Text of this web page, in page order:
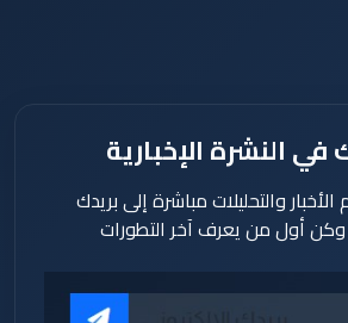
في النشرة الإخبارية
والتحليلات مباشرة إلى بريدك
وكن أول من يعرف آخر التطورات